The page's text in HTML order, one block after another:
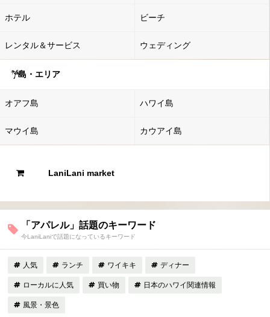
ホテル ビーチ
レンタル＆サービス ウェディング
島・エリア
オアフ島 ハワイ島
マウイ島 カウアイ島
LaniLani market
「アパレル」話題のキーワード
今LaniLaniで話題になっているキーワード
人気 ランチ ワイキキ ディナー
ローカルに人気 買い物 日本のハワイ関連情報
風景・景色